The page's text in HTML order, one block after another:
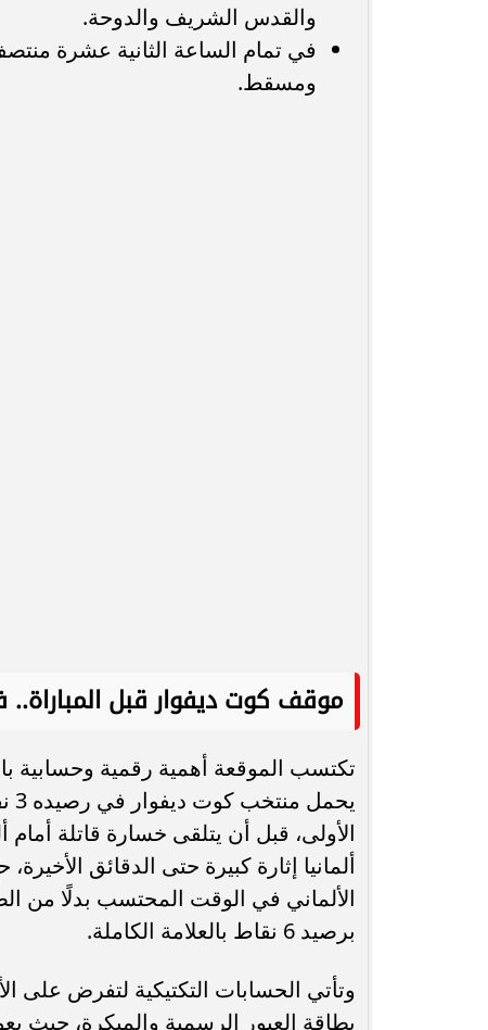
والقدس الشريف والدوحة.
ومسقط.
موقف كوت ديفوار قبل
تكتسب الموقعة أهمية رقمية وحسابية
ألمانيا إثارة كبيرة حتى الدقائق
الألماني في الوقت المحتسب بدلًا من
برصيد 6 نقاط بالعلامة الكاملة.
وتأتي الحسابات التكتيكية لتفرض
بطاقة العبور الرسمية والمبكرة، حيث